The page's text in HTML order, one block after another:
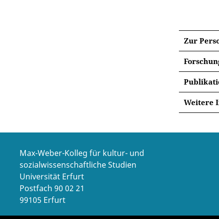
Zur
BOOK
Within
Weitere
Max-Weber-Kolleg für kultur- und
sozialwissenschaftliche Studien
Universität Erfurt
Postfach 90 02 21
99105 Erfurt